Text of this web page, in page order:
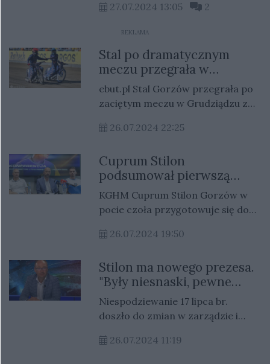
wzburzyła środowisko kibiców.
27.07.2024 13:05 2
REKLAMA
Stal po dramatycznym
meczu przegrała w
Grudziądzu
ebut.pl Stal Gorzów przegrała po
zaciętym meczu w Grudziądzu z
Porażka ta przytrafiła się Stali
do 12. biegu dnia.
26.07.2024 22:25
Cuprum Stilon
podsumował pierwszą
część przygotowań
KGHM Cuprum Stilon Gorzów w
pocie czoła przygotowuje się do
treningów klub zwołał konferencję
dotychczasowy okres zajęć.
26.07.2024 19:50
Stilon ma nowego prezesa.
"Były niesnaski, pewne
problemy"
Niespodziewanie 17 lipca br.
doszło do zmian w zarządzie i
Piastującego do tej pory tę rolę
26.07.2024 11:19